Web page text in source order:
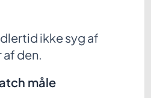
ikke syg af
den.
måle